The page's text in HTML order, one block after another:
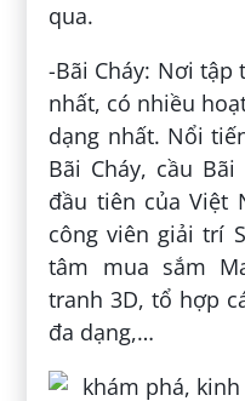
qua.
-Bãi Cháy: Nơi
nhất, có nhiều
dạng nhất. Nổi
Bãi Cháy, cầu
đầu tiên của Việt
công viên giải trí
tâm mua sắm
tranh 3D, tổ hợp
đa dạng,…